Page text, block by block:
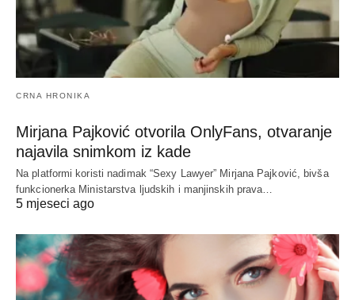
CRNA HRONIKA
Mirjana Pajković otvorila OnlyFans, otvaranje
najavila snimkom iz kade
Na platformi koristi nadimak “Sexy Lawyer” Mirjana Pajković, bivša
funkcionerka Ministarstva ljudskih i manjinskih prava…
5 mjeseci ago